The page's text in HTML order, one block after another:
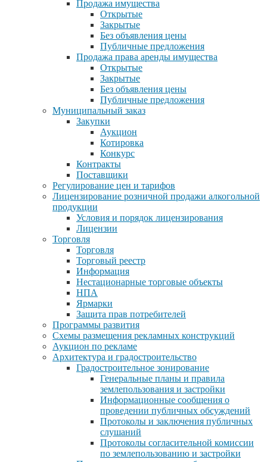
Продажа имущества
Открытые
Закрытые
Без объявления цены
Публичные предложения
Продажа права аренды имущества
Открытые
Закрытые
Без объявления цены
Публичные предложения
Муниципальный заказ
Закупки
Аукцион
Котировка
Конкурс
Контракты
Поставщики
Регулирование цен и тарифов
Лицензирование розничной продажи алкогольной
продукции
Условия и порядок лицензирования
Лицензии
Торговля
Торговля
Торговый реестр
Информация
Нестационарные торговые объекты
НПА
Ярмарки
Защита прав потребителей
Программы развития
Схемы размещения рекламных конструкций
Аукцион по рекламе
Архитектура и градостроительство
Градостроительное зонирование
Генеральные планы и правила
землепользования и застройки
Информационные сообщения о
проведении публичных обсуждений
Протоколы и заключения публичных
слушаний
Протоколы согласительной комиссии
по землепользованию и застройки